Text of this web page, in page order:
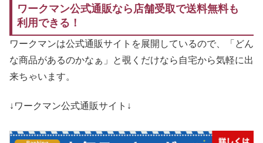
ワークマン公式通販なら店舗受取で送料無料も
利用できる！
ワークマンは公式通販サイトを展開しているので、「どん
な商品があるのかなぁ」と覗くだけなら自宅から気軽に出
来ちゃいます。
↓ワークマン公式通販サイト↓